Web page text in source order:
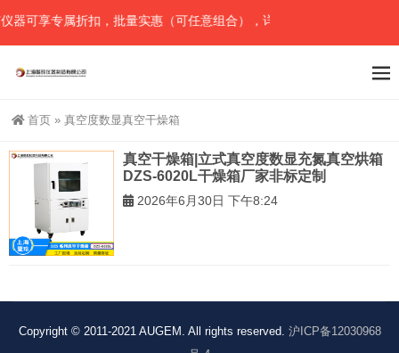
器可享专属折扣，批量实惠（可任意组合），详情请直接联系官网预
首页 » 真空度数显真空干燥箱
真空干燥箱|立式真空度数显充氮真空烘箱
DZS-6020L干燥箱厂家非标定制
2026年6月30日 下午8:24
Copyright © 2011-2021 AUGEM. All rights reserved. 沪ICP备12030968